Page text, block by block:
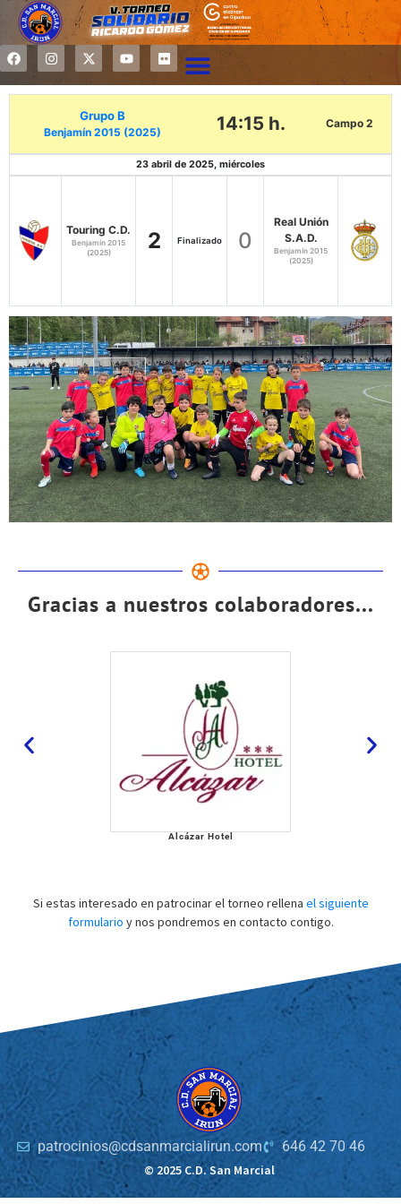
Grupo B
Benjamín 2015 (2025) 14:15 h. Campo 2
23 abril de 2025, miércoles
Touring C.D.
Benjamín 2015
(2025)
2 Finalizado 0
Real Unión
S.A.D.
Benjamín 2015
(2025)
Gracias a nuestros colaboradores...
Alcázar Hotel
Si estas interesado en patrocinar el torneo rellena el siguiente
formulario y nos pondremos en contacto contigo.
patrocinios@cdsanmarcialirun.com
646 42 70 46
© 2025 C.D. San Marcial